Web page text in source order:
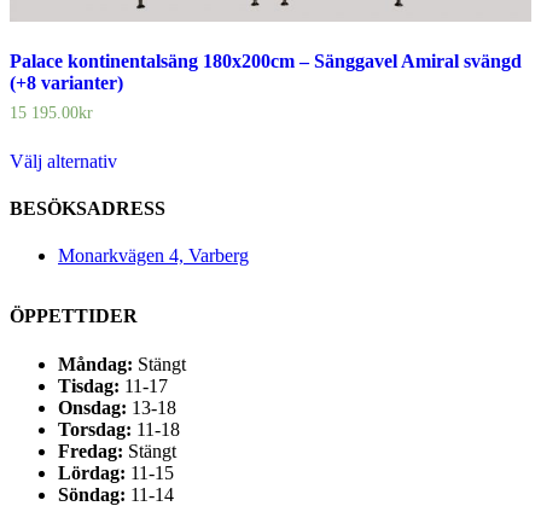
Palace kontinentalsäng 180x200cm – Sänggavel Amiral svängd
(+8 varianter)
15 195.00kr
Välj alternativ
BESÖKSADRESS
Monarkvägen 4, Varberg
ÖPPETTIDER
Måndag: Stängt
Tisdag: 11-17
Onsdag: 13-18
Torsdag: 11-18
Fredag: Stängt
Lördag: 11-15
Söndag: 11-14